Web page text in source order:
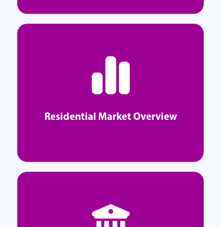
Ranking Inmobiliario
Explorar
Residential Market Overview
Residential Market Overview